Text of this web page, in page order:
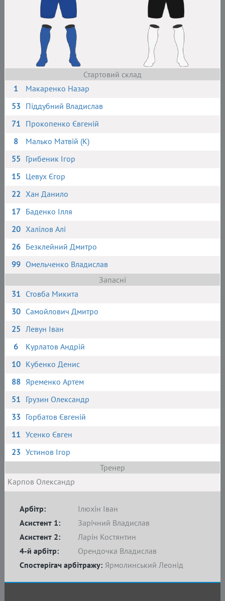
Стартовий склад
1
Макаренко Назар
53 Піддубний Владислав
71 Прокопенко Євгеній
8
Малько Матвій (К)
55 Грибеник Ігор
15 Цевух Єгор
22 Хан Данило
17 Баденко Ілля
20 Халілов Алі
26 Безклейний Дмитро
99 Омельченко Владислав
Запасні
31 Стовба Микита
30 Самойлович Дмитро
25 Левун Іван
6
Курлатов Андрій
10 Кубенко Денис
88 Яременко Артем
51 Грузин Олександр
33 Горбатов Євгеній
11 Усенко Євген
23 Устинов Ігор
Тренер
Карпов Олександр
Арбітр:
Ілюхін Іван
Асистент 1:
Зарічний Владислав
Асистент 2:
Ларін Костянтин
4-й арбітр:
Орендочка Владислав
Спостерігач арбітражу: Ярмолинський Леонід